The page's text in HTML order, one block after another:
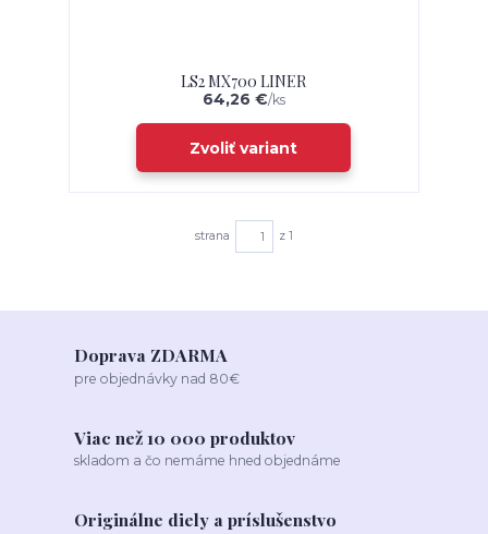
LS2 MX700 LINER
64,26 €/ks
Zvoliť variant
strana z 1
Doprava ZDARMA
pre objednávky nad 80€
Viac než 10 000 produktov
skladom a čo nemáme hned objednáme
Originálne diely a príslušenstvo